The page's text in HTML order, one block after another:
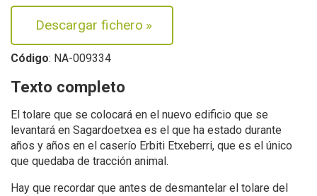
Descargar fichero »
Código: NA-009334
Texto completo
El tolare que se colocará en el nuevo edificio que se
levantará en Sagardoetxea es el que ha estado durante
años y años en el caserío Erbiti Etxeberri, que es el único
que quedaba de tracción animal.
Hay que recordar que antes de desmantelar el tolare del